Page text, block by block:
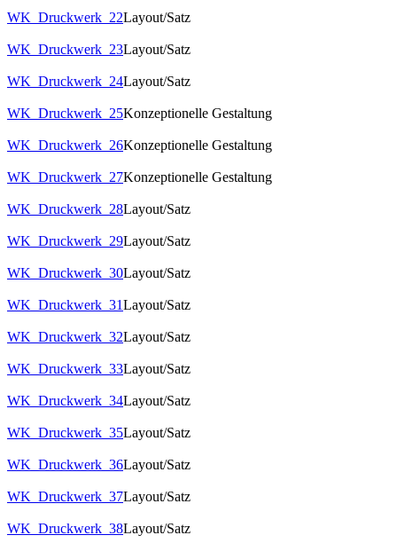
WK_Druckwerk_22Layout/Satz
WK_Druckwerk_23Layout/Satz
WK_Druckwerk_24Layout/Satz
WK_Druckwerk_25Konzeptionelle Gestaltung
WK_Druckwerk_26Konzeptionelle Gestaltung
WK_Druckwerk_27Konzeptionelle Gestaltung
WK_Druckwerk_28Layout/Satz
WK_Druckwerk_29Layout/Satz
WK_Druckwerk_30Layout/Satz
WK_Druckwerk_31Layout/Satz
WK_Druckwerk_32Layout/Satz
WK_Druckwerk_33Layout/Satz
WK_Druckwerk_34Layout/Satz
WK_Druckwerk_35Layout/Satz
WK_Druckwerk_36Layout/Satz
WK_Druckwerk_37Layout/Satz
WK_Druckwerk_38Layout/Satz